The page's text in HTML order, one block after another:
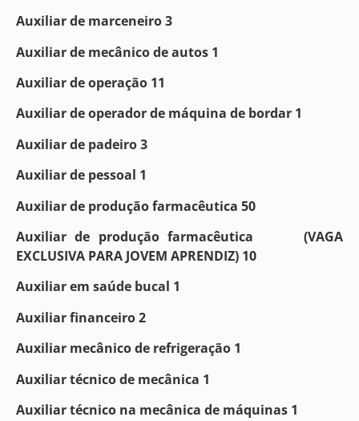
Auxiliar de marceneiro 3
Auxiliar de mecânico de autos 1
Auxiliar de operação 11
Auxiliar de operador de máquina de bordar 1
Auxiliar de padeiro 3
Auxiliar de pessoal 1
Auxiliar de produção farmacêutica 50
Auxiliar de produção farmacêutica (VAGA
EXCLUSIVA PARA JOVEM APRENDIZ) 10
Auxiliar em saúde bucal 1
Auxiliar financeiro 2
Auxiliar mecânico de refrigeração 1
Auxiliar técnico de mecânica 1
Auxiliar técnico na mecânica de máquinas 1